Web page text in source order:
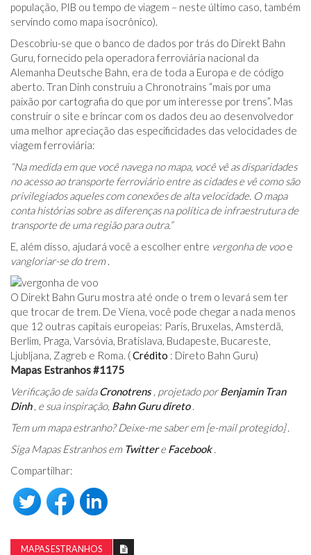
população, PIB ou tempo de viagem – neste último caso, também
servindo como mapa isocrônico).
Descobriu-se que o banco de dados por trás do Direkt Bahn
Guru, fornecido pela operadora ferroviária nacional da
Alemanha Deutsche Bahn, era de toda a Europa e de código
aberto. Tran Dinh construiu a Chronotrains “mais por uma
paixão por cartografia do que por um interesse por trens”. Mas
construir o site e brincar com os dados deu ao desenvolvedor
uma melhor apreciação das especificidades das velocidades de
viagem ferroviária:
“Na medida em que você navega no mapa, você vê as disparidades
no acesso ao transporte ferroviário entre as cidades e vê como são
privilegiados aqueles com conexões de alta velocidade. O mapa
conta histórias sobre as diferenças na política de infraestrutura de
transporte de uma região para outra.”
E, além disso, ajudará você a escolher entre vergonha de vooe
vangloriar-se do trem.
O Direkt Bahn Guru mostra até onde o trem o levará sem ter
que trocar de trem. De Viena, você pode chegar a nada menos
que 12 outras capitais europeias: Paris, Bruxelas, Amsterdã,
Berlim, Praga, Varsóvia, Bratislava, Budapeste, Bucareste,
Ljubljana, Zagreb e Roma. (Crédito : Direto Bahn Guru)
Mapas Estranhos #1175
Verificação de saídaCronotrens, projetado porBenjamin Tran
Dinh , e sua inspiração, Bahn Guru direto.
Tem um mapa estranho? Deixe-me saber em[e-mail protegido].
Siga Mapas Estranhos em TwittereFacebook.
Compartilhar:
MAPAS ESTRANHOS